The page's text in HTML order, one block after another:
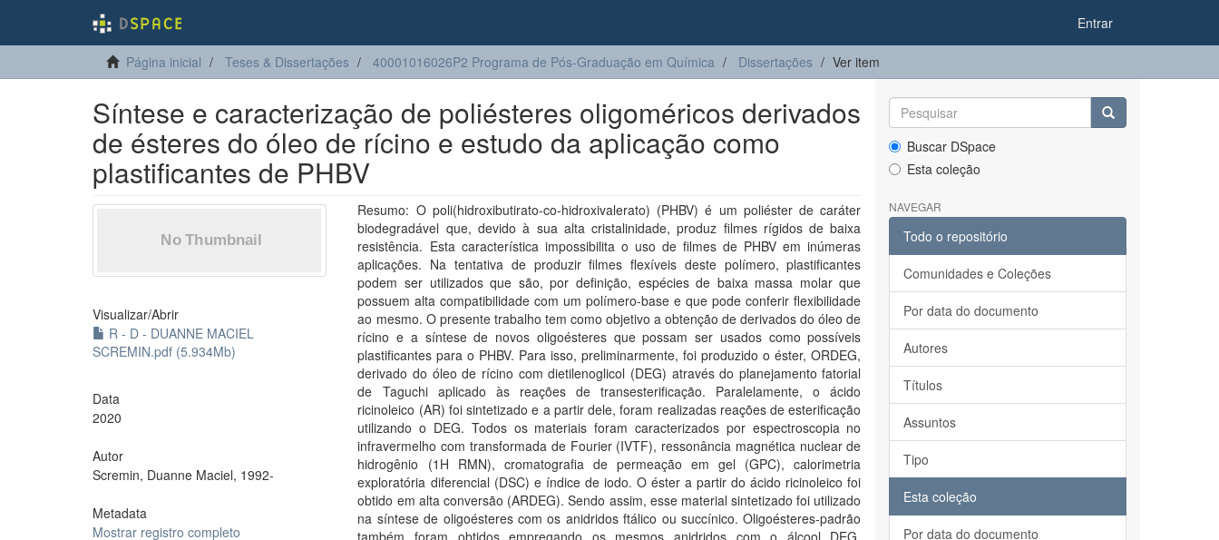
Entrar
Página inicial Teses & Dissertações 40001016026P2 Programa de Pós-Graduação em Química Dissertações Ver item
Síntese e caracterização de poliésteres oligoméricos derivados
de ésteres do óleo de rícino e estudo da aplicação como
plastificantes de PHBV
Visualizar/Abrir
R - D - DUANNE MACIEL
SCREMIN.pdf (5.934Mb)
Data
2020
Autor
Scremin, Duanne Maciel, 1992-
Metadata
Mostrar registro completo
Resumo: O poli(hidroxibutirato-co-hidroxivalerato) (PHBV) é um poliéster de caráter
biodegradável que, devido à sua alta cristalinidade, produz filmes rígidos de baixa
resistência. Esta característica impossibilita o uso de filmes de PHBV em inúmeras
aplicações. Na tentativa de produzir filmes flexíveis deste polímero, plastificantes
podem ser utilizados que são, por definição, espécies de baixa massa molar que
possuem alta compatibilidade com um polímero-base e que pode conferir flexibilidade
ao mesmo. O presente trabalho tem como objetivo a obtenção de derivados do óleo de
rícino e a síntese de novos oligoésteres que possam ser usados como possíveis
plastificantes para o PHBV. Para isso, preliminarmente, foi produzido o éster, ORDEG,
derivado do óleo de rícino com dietilenoglicol (DEG) através do planejamento fatorial
de Taguchi aplicado às reações de transesterificação. Paralelamente, o ácido
ricinoleico (AR) foi sintetizado e a partir dele, foram realizadas reações de esterificação
utilizando o DEG. Todos os materiais foram caracterizados por espectroscopia no
infravermelho com transformada de Fourier (IVTF), ressonância magnética nuclear de
hidrogênio (1H RMN), cromatografia de permeação em gel (GPC), calorimetria
exploratória diferencial (DSC) e índice de iodo. O éster a partir do ácido ricinoleico foi
obtido em alta conversão (ARDEG). Sendo assim, esse material sintetizado foi utilizado
na síntese de oligoésteres com os anidridos ftálico ou succínico. Oligoésteres-padrão
também foram obtidos empregando os mesmos anidridos com o álcool DEG,
Buscar DSpace
Esta coleção
NAVEGAR
Todo o repositório
Comunidades e Coleções
Por data do documento
Autores
Títulos
Assuntos
Tipo
Esta coleção
Por data do documento